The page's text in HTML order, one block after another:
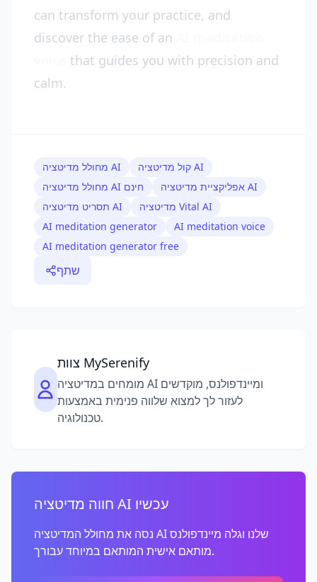
can transform your practice, and
discover the ease of an
that guides you with precision and
calm.
מחולל מדיטציה AI
קול מדיטציה AI
מחולל מדיטציה AI חינם
אפליקציית מדיטציה AI
תסריט מדיטציה AI
מדיטציה Vital AI
AI meditation generator
AI meditation voice
AI meditation generator free
שתף
צוות MySerenify
מומחים במדיטציה AI ומיינדפולנס, מוקדשים
לעזור לך למצוא שלווה פנימית באמצעות
טכנולוגיה.
חווה מדיטציה AI עכשיו
נסה את מחולל המדיטציה AI שלנו וגלה מיינדפולנס
מותאם אישית המותאם במיוחד עבורך.